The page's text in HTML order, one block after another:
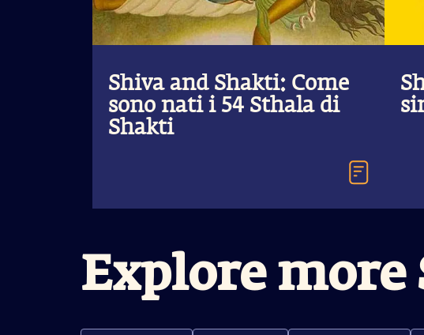
Shiva and Shakti: Come
sono nati i 54 Sthala di
Shakti
Explore more